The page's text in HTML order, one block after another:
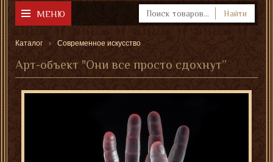
МЕНЮ Найти
Каталог Современное искусство
Арт-объект "Они все просто сдохнут”